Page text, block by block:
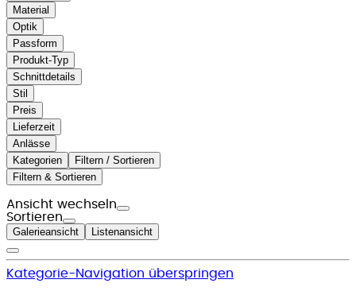
Material
Optik
Passform
Produkt-Typ
Schnittdetails
Stil
Preis
Lieferzeit
Anlässe
Kategorien
Filtern / Sortieren
Filtern & Sortieren
Ansicht wechseln
Sortieren
Galerieansicht Listenansicht
Kategorie-Navigation überspringen